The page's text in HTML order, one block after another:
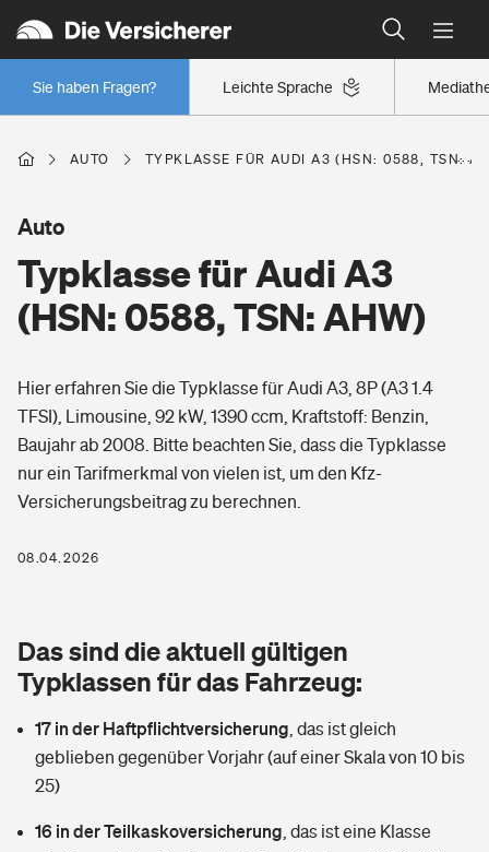
Leichte Sprache
Sie haben Fragen?
Wer versichert was: Jetzt Versicherer finden
Regionalklassen: So ist Ihre Region eingestuft
Wer versichert was: Jetzt Versicherer finden
Berufsunfähigkeitsversicherung
Erwerbsunfähigkeitsversicherung
Grundfähigkeitsversicherung
Arbeitsrechtsschutz
Berufshaftpflichtversicherung
Zur Übersicht
Tools
Wer versichert was: Jetzt Versicherer finden
Sie haben Fragen?
Wohnen
Glasversicherung
Mietkautionsversicherung
Restkreditversicherung
Freizeit
Pri­vate Haft­pflicht­
Kinderunfall­ver­si­che­rung
Kinderinvalidität
Gesundheit
Private Krankenversicherung
Dread-Disease-Versicherung
Tierkrankenversicherung
Zur Übersicht
AUTO TYPKLASSE FÜR AUDI A3 (HSN: 0588, TSN:
Typklasse für Audi A3
(HSN: 0588, TSN: AHW)
Auto
Hier erfahren Sie die Typklasse für Audi A3, 8P (A3 1.4
TFSI), Limousine, 92 kW, 1390 ccm, Kraftstoff: Benzin,
Baujahr ab 2008. Bitte beachten Sie, dass die Typklasse
nur ein Tarifmerkmal von vielen ist, um den Kfz-
Versicherungsbeitrag zu berechnen.
08.04.2026
Das sind die aktuell gültigen
Typklassen für das Fahrzeug:
17 in der Haftpflichtversicherung das ist gleich
geblieben gegenüber Vorjahr (auf einer Skala von 10 bis
25)
16 in der Teilkaskoversicherung das ist eine Klasse